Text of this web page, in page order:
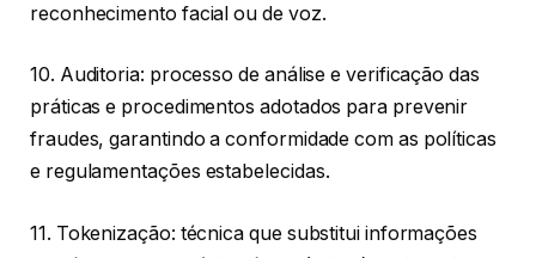
reconhecimento facial ou de voz.
10. Auditoria: processo de análise e verificação das
práticas e procedimentos adotados para prevenir
fraudes, garantindo a conformidade com as políticas
e regulamentações estabelecidas.
11. Tokenização: técnica que substitui informações